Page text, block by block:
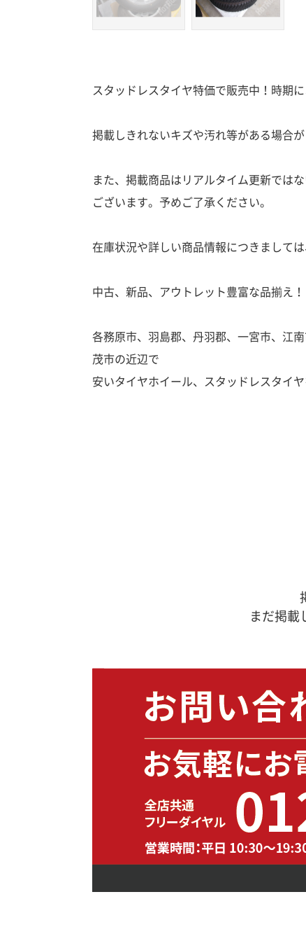
スタッドレスタイヤ特価で販売中！時期
掲載しきれないキズや汚れ等がある場合が
また、掲載商品はリアルタイム更新では
ございます。予めご了承ください。
在庫状況や詳しい商品情報につきまして
中古、新品、アウトレット豊富な品揃え！
各務原市、羽島郡、丹羽郡、一宮市、江
茂市の近辺で
安いタイヤホイール、スタッドレスタイ
まだ掲載